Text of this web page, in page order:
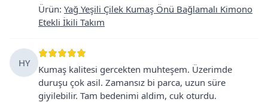
Ürün: Yağ Yeşili Çilek Kumaş Önü Bağlamalı Kimono
Etekli İkili Takım
HY
Kumaş kalitesi gercekten muhteşem. Üzerimde
duruşu çok asil. Zamansız bi parca, uzun süre
giyilebilir. Tam bedenimi aldim, cuk oturdu.